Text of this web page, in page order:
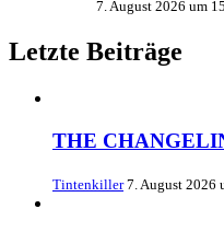
7. August 2026 um
Letzte Beiträge
THE
Tintenkiller 7. August 2026